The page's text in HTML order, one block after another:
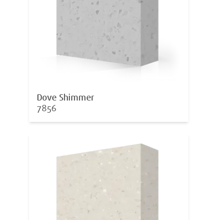
Dove Shimmer
7856